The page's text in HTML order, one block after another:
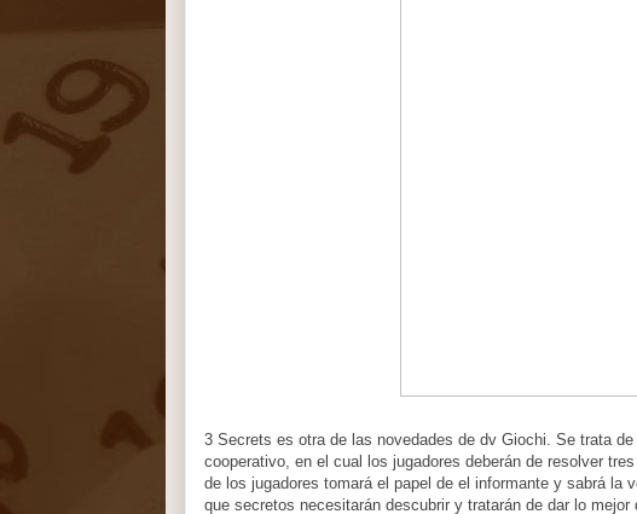
3 Secrets es otra de las novedades de dv Giochi. Se trata
cooperativo, en el cual los jugadores deberán de resolver
de los jugadores tomará el papel de el informante y sabrá la
que secretos necesitarán descubrir y tratarán de dar lo